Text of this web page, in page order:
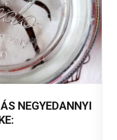
NEGYEDANNYI